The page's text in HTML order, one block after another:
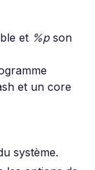
et %pson
et un core
système.